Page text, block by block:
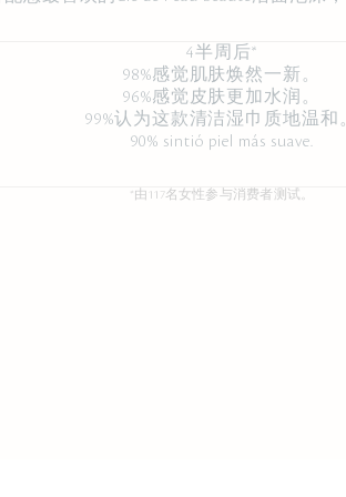
4半周后*
98%感觉肌肤焕然一新。
96%感觉皮肤更加水润。
99%认为这款清洁湿巾质地温和
90% sintió piel más suave.
*由117名女性参与消费者测试。